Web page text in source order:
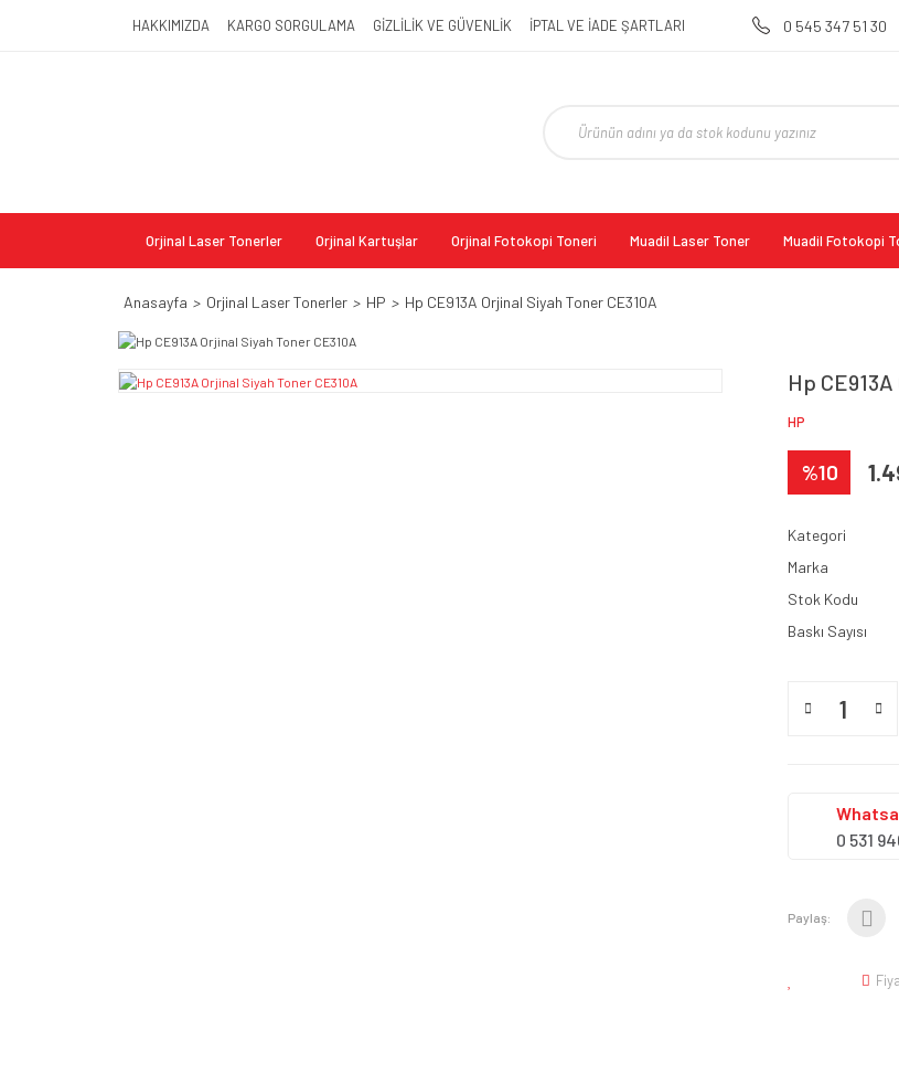
HAKKIMIZDA KARGO SORGULAMA GİZLİLİK VE GÜVENLİK İPTAL VE İADE ŞARTLARI 0 545 347 51 30
Orjinal Laser Tonerler Orjinal Kartuşlar Orjinal Fotokopi Toneri Muadil Laser Toner Muadil Fotokopi
Anasayfa Orjinal Laser Tonerler HP Hp CE913A Orjinal Siyah Toner CE310A
Hp
HP
%10
Kategori
Marka
Stok Kodu
Baskı Sayısı
0 531
Paylaş: